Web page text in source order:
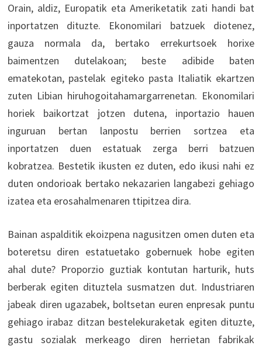
Orain, aldiz, Europatik eta Ameriketatik zati handi bat
inportatzen dituzte. Ekonomilari batzuek diotenez,
gauza normala da, bertako errekurtsoek horixe
baimentzen dutelakoan; beste adibide baten
ematekotan, pastelak egiteko pasta Italiatik ekartzen
zuten Libian hiruhogoitahamargarrenetan. Ekonomilari
horiek baikortzat jotzen dutena, inportazio hauen
inguruan bertan lanpostu berrien sortzea eta
inportatzen duen estatuak zerga berri batzuen
kobratzea. Bestetik ikusten ez duten, edo ikusi nahi ez
duten ondorioak bertako nekazarien langabezi gehiago
izatea eta erosahalmenaren ttipitzea dira.
Bainan aspalditik ekoizpena nagusitzen omen duten eta
boteretsu diren estatuetako gobernuek hobe egiten
ahal dute? Proporzio guztiak kontutan harturik, huts
berberak egiten dituztela susmatzen dut. Industriaren
jabeak diren ugazabek, boltsetan euren enpresak puntu
gehiago irabaz ditzan bestelekuraketak egiten dituzte,
gastu sozialak merkeago diren herrietan fabrikak